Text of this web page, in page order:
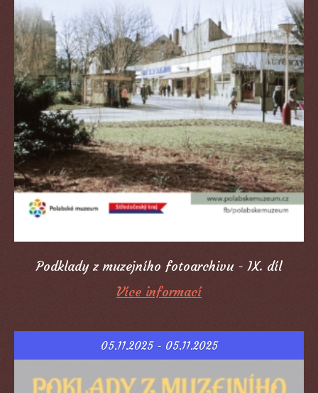
Podklady z muzejního fotoarchivu - IX. díl
Více informací
05.11.2025 - 05.11.2025